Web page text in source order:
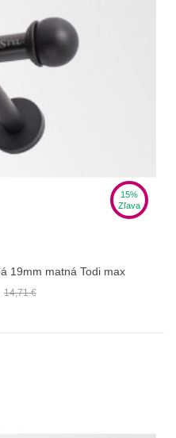
15%
Zľava
19mm matná Todi max
14,71 €